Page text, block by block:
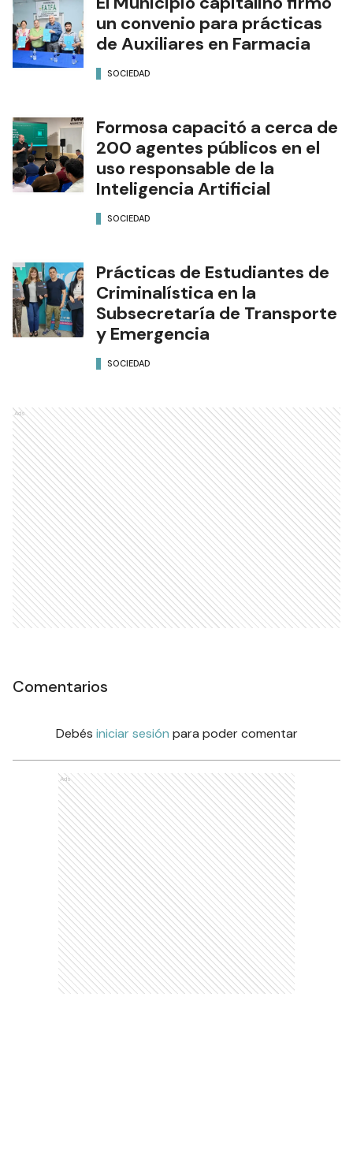
un convenio para prácticas
de Auxiliares en Farmacia
SOCIEDAD
Formosa capacitó a cerca de
200 agentes públicos en el
uso responsable de la
Inteligencia Artificial
SOCIEDAD
Prácticas de Estudiantes de
Criminalística en la
Subsecretaría de Transporte
y Emergencia
SOCIEDAD
Ads
Comentarios
Debés iniciar sesión para poder comentar
Ads